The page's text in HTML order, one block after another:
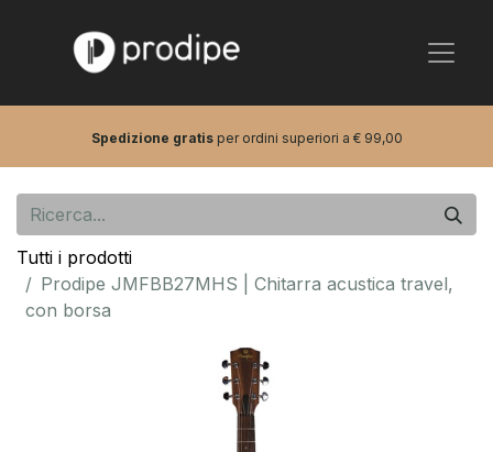
Spedizione gratis per ordini superiori a € 99,00
Tutti i prodotti
Prodipe JMFBB27MHS | Chitarra acustica travel,
con borsa